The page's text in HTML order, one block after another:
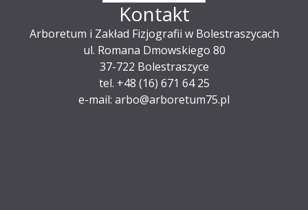
Kontakt
Arboretum i Zakład Fizjografii w Bolestraszycach
ul. Romana Dmowskiego 80
37-722 Bolestraszyce
tel. +48 (16) 671 64 25
e-mail: arbo@arboretum75.pl